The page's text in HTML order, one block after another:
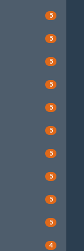
5
5
5
5
5
5
5
5
5
5
4